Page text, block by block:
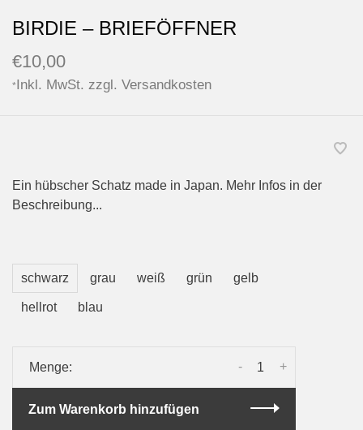
BIRDIE – BRIEFÖFFNER
€10,00
*Inkl. MwSt. zzgl. Versandkosten
Ein hübscher Schatz made in Japan. Mehr Infos in der
Beschreibung...
schwarz grau weiß grün gelb
hellrot blau
Menge: +
-
Zum Warenkorb hinzufügen